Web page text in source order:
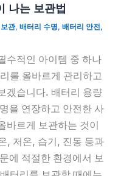
나는 보관법
관, 배터리 수명, 배터리 안전,
수적인 아이템 중 하나
를 올바르게 관리하고
겠습니다. 배터리 용량
을 연장하고 안전한 사
바르게 보관하는 것이
, 저온, 습기, 진동 등과
에 적절한 환경에서 보